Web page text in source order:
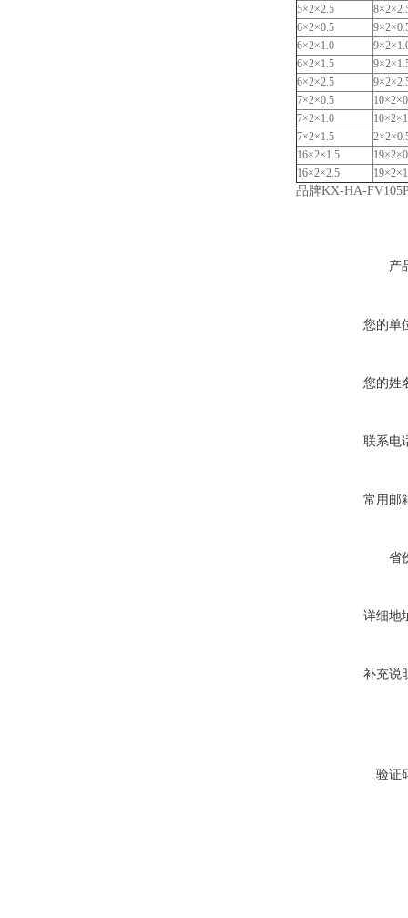
5×2×2.5
6×2×0.5
6×2×1.0
6×2×1.5
6×2×2.5
7×2×0.5
7×2×1.0
7×2×1.5
16×2×1.5
16×2×2.5
品牌KX-HA-
产
您的单
您的姓
联系电
常用邮
省
详细地
补充说
验证